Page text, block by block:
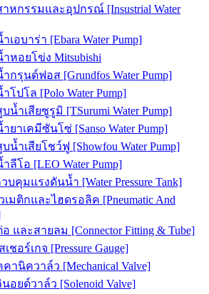
หกรรมและอุปกรณ์ [Insustrial Water
เอบาร่า [Ebara Water Pump]
หอยโข่ง Mitsubishi
กรุนด์ฟอส [Grundfos Water Pump]
โปโล [Polo Water Pump]
น้ำเสียซูรูมิ [TSurumi Water Pump]
ยาเคมีซันโซ่ [Sanso Water Pump]
น้ำเสียโชว์ฟู [Showfou Water Pump]
ลีโอ [LEO Water Pump]
บคุมแรงดันน้ำ [Water Pressure Tank]
มติกและไฮดรอลิค [Pneumatic And
และสายลม [Connector Fitting & Tube]
เชอร์เกจ [Pressure Gauge]
านิควาล์ว [Mechanical Valve]
อยด์วาล์ว [Solenoid Valve]